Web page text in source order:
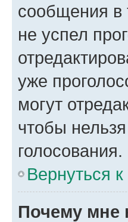
сообщения в
не успел
уже
могут
чтобы
голосования.
Вернуться
Почему мне